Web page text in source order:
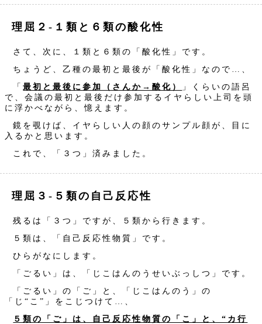
理屈２‐１類と６類の酸化性
さて、次に、１類と６類の「酸化性」です。
ちょうど、乙種の最初と最後が「酸化性」なので…、
「最初と最後に参加（さんか→酸化）
」くらいの語呂
で、会議の最初と最後だけ参加するイヤらしい上司を頭
に浮かべながら、憶えます。
鏡を覗けば、イヤらしい人の顔のサンプル顔が、目に
入るかと思います。
これで、「３つ」済みました。
理屈３‐５類の自己反応性
残るは「３つ」ですが、５類から行きます。
５類は、「自己反応性物質」です。
ひらがなにします。
「ごるい」は、「じこはんのうせいぶっしつ」です。
「ごるい」の「ご」と、「じこはんのう」の
「じ“こ”」をこじつけて…、
５類の「ご」は、自己反応性物質の「こ」と、“カ行